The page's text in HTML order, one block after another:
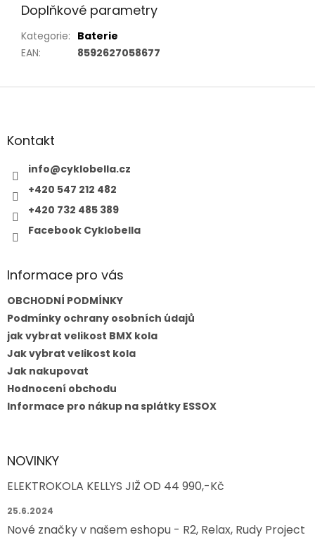
Doplňkové parametry
Kategorie: Baterie
EAN: 8592627058677
Z
aKontakt
info@cyklobella.cz
+420 547 212 482
+420 732 485 389
Facebook Cyklobella
Informace pro vás
OBCHODNÍ PODMÍNKY
Podmínky ochrany osobních údajů
jak vybrat velikost BMX kola
Jak vybrat velikost kola
Jak nakupovat
Hodnocení obchodu
Informace pro nákup na splátky ESSOX
NOVINKY
ELEKTROKOLA KELLYS JIŽ OD 44 990,-Kč
25.6.2024
Nové značky v našem eshopu - R2, Relax, Rudy Project